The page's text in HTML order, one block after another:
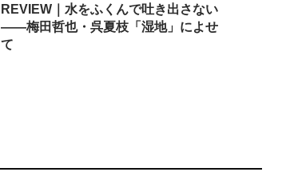
REVIEW｜水をふくんで吐き出さない
——梅田哲也・呉夏枝「湿地」によせ
て